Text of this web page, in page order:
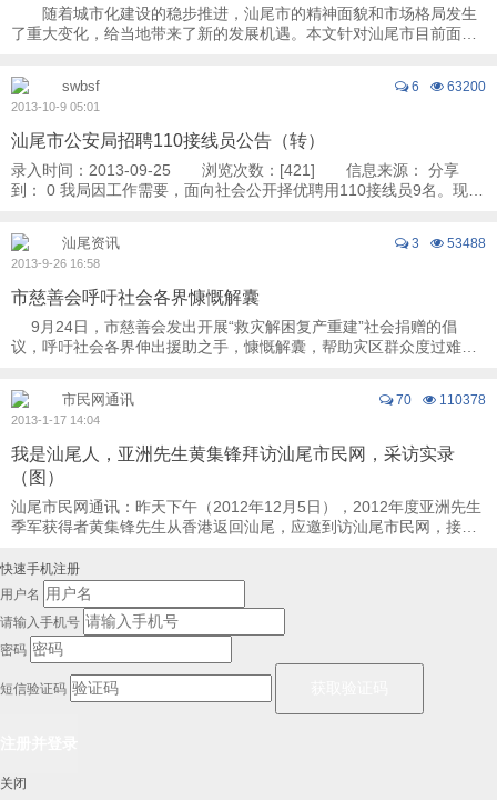
随着城市化建设的稳步推进，汕尾市的精神面貌和市场格局发生
了重大变化，给当地带来了新的发展机遇。本文针对汕尾市目前面临
6 63200
swbsf
2013-10-9 05:01
汕尾市公安局招聘110接线员公告（转）
录入时间：2013-09-25 浏览次数：[421] 信息来源： 分享
到： 0 我局因工作需要，面向社会公开择优聘用110接线员9名。现将
3 53488
汕尾资讯
2013-9-26 16:58
市慈善会呼吁社会各界慷慨解囊
议，呼吁社会各界伸出援助之手，慷慨解囊，帮助灾区群众度过难
70 110378
市民网通讯
2013-1-17 14:04
我是汕尾人，亚洲先生黄集锋拜访汕尾市民网，采访实录
（图）
汕尾市民网通讯：昨天下午（2012年12月5日），2012年度亚洲先生
季军获得者黄集锋先生从香港返回汕尾，应邀到访汕尾市民网，接受
快速手机注册
用户名
请输入手机号
密码
短信验证码
关闭